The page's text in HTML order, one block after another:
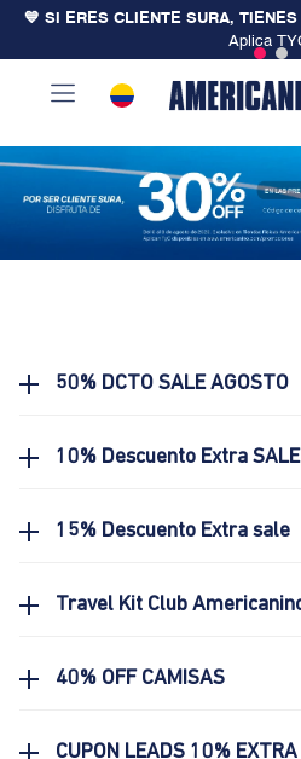
💙 SI ERES CLIENTE SURA,
Aplica
50% DCTO SALE AGOSTO
10% Descuento Extra SALE
15% Descuento Extra sale
Travel Kit Club
40% OFF CAMISAS
CUPON LEADS 10% EXTRA